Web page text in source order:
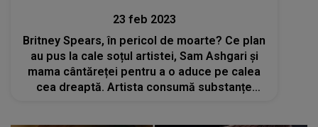
23 feb 2023
Britney Spears, în pericol de moarte? Ce plan
au pus la cale soțul artistei, Sam Ashgari și
mama cântăreței pentru a o aduce pe calea
cea dreaptă. Artista consumă substanțe